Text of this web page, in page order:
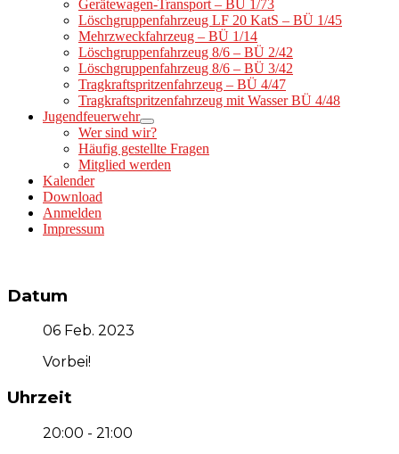
Gerätewagen-Transport – BÜ 1/73
Löschgruppenfahrzeug LF 20 KatS – BÜ 1/45
Mehrzweckfahrzeug – BÜ 1/14
Löschgruppenfahrzeug 8/6 – BÜ 2/42
Löschgruppenfahrzeug 8/6 – BÜ 3/42
Tragkraftspritzenfahrzeug – BÜ 4/47
Tragkraftspritzenfahrzeug mit Wasser BÜ 4/48
Jugendfeuerwehr
Wer sind wir?
Häufig gestellte Fragen
Mitglied werden
Kalender
Download
Anmelden
Impressum
Datum
06 Feb. 2023
Vorbei!
Uhrzeit
20:00 - 21:00